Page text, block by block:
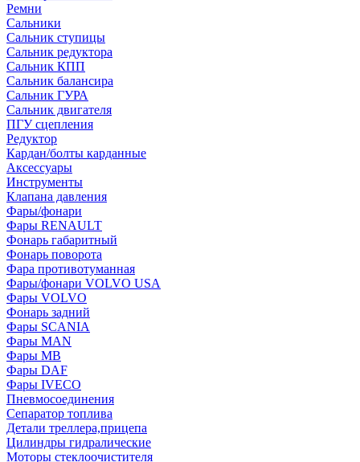
Ремни
Сальники
Сальник ступицы
Сальник редуктора
Сальник КПП
Сальник балансира
Сальник ГУРА
Сальник двигателя
ПГУ сцепления
Редуктор
Кардан/болты карданные
Аксессуары
Инструменты
Клапана давления
Фары/фонари
Фары RENAULT
Фонарь габаритный
Фонарь поворота
Фара противотуманная
Фары/фонари VOLVO USA
Фары VOLVO
Фонарь задний
Фары SCANIA
Фары MAN
Фары MB
Фары DAF
Фары IVECO
Пневмосоединения
Сепаратор топлива
Детали треллера,прицепа
Цилиндры гидралические
Моторы стеклоочистителя